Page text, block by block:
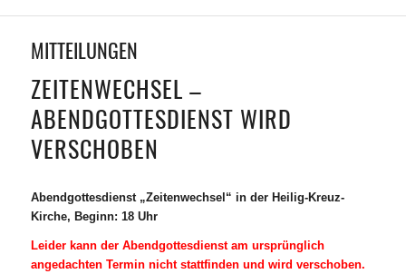
MITTEILUNGEN
ZEITENWECHSEL –
ABENDGOTTESDIENST WIRD
VERSCHOBEN
Abendgottesdienst „Zeitenwechsel“ in der Heilig-Kreuz-
Kirche, Beginn: 18 Uhr​
Leider kann der Abendgottesdienst am ursprünglich
angedachten Termin nicht stattfinden und wird verschoben.